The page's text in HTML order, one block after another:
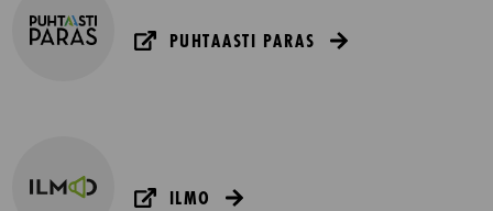
PUHTAASTI PARAS
ILMO